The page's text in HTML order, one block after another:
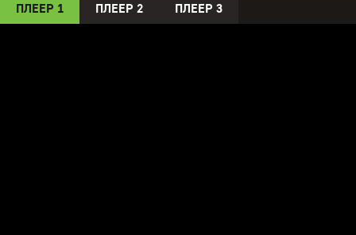
ПЛЕЕР 1 ПЛЕЕР 2 ПЛЕЕР 3